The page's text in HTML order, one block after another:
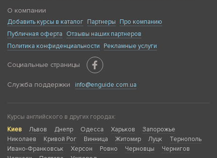
О компании
Добавить курсы в каталог Партнеры
Про компанию
Публичная оферта
Отзывы наших партнеров
Политика конфиденциальности
Рекламные услуги
Социальные страницы
Служба поддержки info@enguide.com.ua
Курсы английского в других городах:
Киев
Львов Днепр Одесса Харьков
Запорожье
Николаев
Кривой Рог Винница Житомир Луцк
Тернополь
Ивано-Франковськ
Херсон Ровно Черновцы
Чернигов